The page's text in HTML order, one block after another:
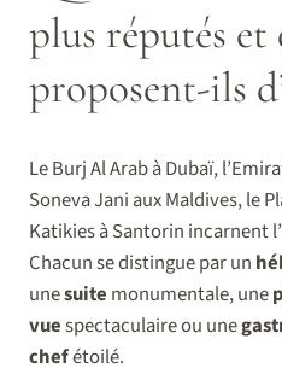
plus réputés et
proposent-ils
Le Burj Al Arab à Dubaï,
Soneva Jani aux Maldives, le
Katikies à Santorin incarnent l’
Chacun se distingue par un
unesuite monumentale, une
vuespectaculaire ou une
chefétoilé.